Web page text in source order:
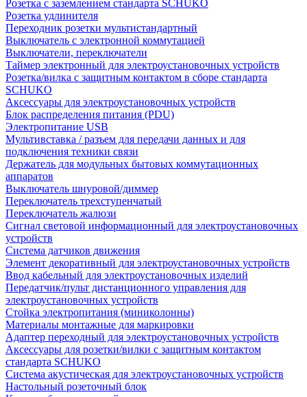
Розетка с заземлением стандарта SCHUKO
Розетка удлинителя
Переходник розетки мультистандартный
Выключатель с электронной коммутацией
Выключатели, переключатели
Таймер электронный для электроустановочных устройств
Розетка/вилка с защитным контактом в сборе стандарта
SCHUKO
Аксессуары для электроустановочных устройств
Блок распределения питания (PDU)
Электропитание USB
Мультивставка / разъем для передачи данных и для
подключения техники связи
Держатель для модульных бытовых коммутационных
аппаратов
Выключатель шнуровой/диммер
Переключатель трехступенчатый
Переключатель жалюзи
Сигнал световой информационный для электроустановочных
устройств
Система датчиков движения
Элемент декоративный для электроустановочных устройств
Ввод кабельный для электроустановочных изделий
Передатчик/пульт дистанционного управления для
электроустановочных устройств
Стойка электропитания (миниколонны)
Материалы монтажные для маркировки
Адаптер переходный для электроустановочных устройств
Аксессуары для розетки/вилки с защитным контактом
стандарта SCHUKO
Система акустическая для электроустановочных устройств
Настольный розеточный блок